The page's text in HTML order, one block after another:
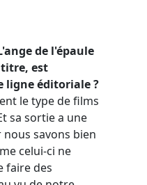
de l'épaule
est
ligne éditoriale ?
le type de films
sa sortie a une
savons bien
celui-ci ne
faire des